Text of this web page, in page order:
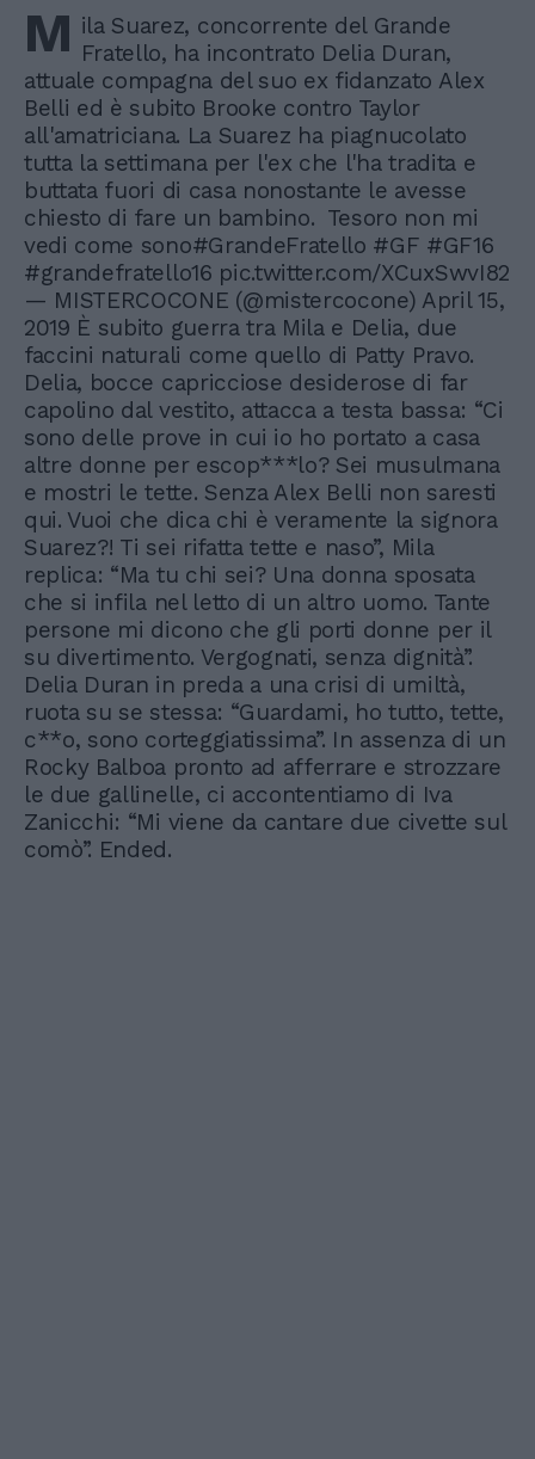
M ila Suarez, concorrente del Grande
Fratello, ha incontrato Delia Duran,
attuale compagna del suo ex fidanzato Alex
Belli ed è subito Brooke contro Taylor
all'amatriciana. La Suarez ha piagnucolato
tutta la settimana per l'ex che l'ha tradita e
buttata fuori di casa nonostante le avesse
chiesto di fare un bambino. Tesoro non mi
vedi come sono#GrandeFratello #GF #GF16
#grandefratello16 pic.twitter.com/XCuxSwvI82
— MISTERCOCONE (@mistercocone) April 15,
2019 È subito guerra tra Mila e Delia, due
faccini naturali come quello di Patty Pravo.
Delia, bocce capricciose desiderose di far
capolino dal vestito, attacca a testa bassa: “Ci
sono delle prove in cui io ho portato a casa
altre donne per escop***lo? Sei musulmana
e mostri le tette. Senza Alex Belli non saresti
qui. Vuoi che dica chi è veramente la signora
Suarez?! Ti sei rifatta tette e naso”, Mila
replica: “Ma tu chi sei? Una donna sposata
che si infila nel letto di un altro uomo. Tante
persone mi dicono che gli porti donne per il
su divertimento. Vergognati, senza dignità”.
Delia Duran in preda a una crisi di umiltà,
ruota su se stessa: “Guardami, ho tutto, tette,
c**o, sono corteggiatissima”. In assenza di un
Rocky Balboa pronto ad afferrare e strozzare
le due gallinelle, ci accontentiamo di Iva
Zanicchi: “Mi viene da cantare due civette sul
comò”. Ended.